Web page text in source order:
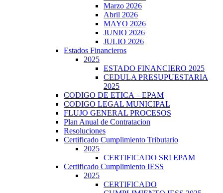
Marzo 2026
Abril 2026
MAYO 2026
JUNIO 2026
JULIO 2026
Estados Financieros
2025
ESTADO FINANCIERO 2025
CEDULA PRESUPUESTARIA
2025
CODIGO DE ETICA – EPAM
CODIGO LEGAL MUNICIPAL
FLUJO GENERAL PROCESOS
Plan Anual de Contratacion
Resoluciones
Certificado Cumplimiento Tributario
2025
CERTIFICADO SRI EPAM
Certificado Cumplimiento IESS
2025
CERTIFICADO